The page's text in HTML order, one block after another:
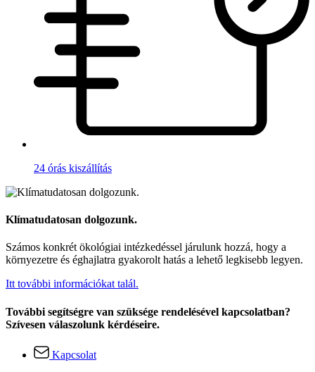
24 órás kiszállítás
Klímatudatosan dolgozunk.
Számos konkrét ökológiai intézkedéssel járulunk hozzá, hogy a
környezetre és éghajlatra gyakorolt hatás a lehető legkisebb legyen.
Itt további információkat talál.
További segítségre van szüksége rendelésével kapcsolatban?
Szívesen válaszolunk kérdéseire.
Kapcsolat